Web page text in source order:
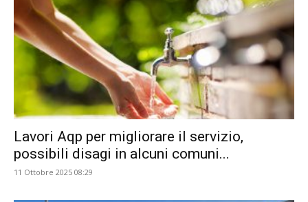
Lavori Aqp per migliorare il servizio,
possibili disagi in alcuni comuni...
11 Ottobre 2025 08:29